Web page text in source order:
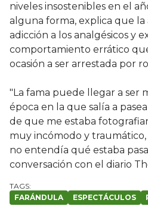
niveles insostenibles en el
alguna forma, explica que
adicción a los analgésicos y
comportamiento errático
ocasión a ser arrestada por
"La fama puede llegar a ser
época en la que salía a
de que me estaba
muy incómodo y traumático,
no entendía qué estaba
conversación con el diario
FARÁNDULA ESPECTÁCULOS